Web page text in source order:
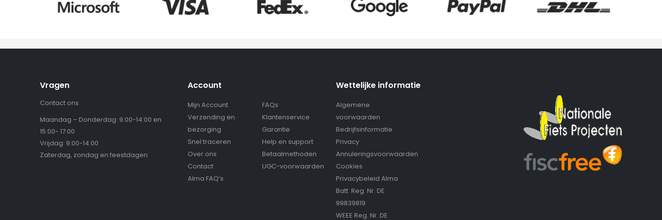
Vragen
Contact ons
Maandag – Donderdag: 9:00-14:00 en
15:00- 17:00
Vrijdag: 9:00-14:00
Zaterdag, zondag en feestdagen
Account
Mijn Account
Verzending en
bezorging
Snel traceren
Over ons
Contact
Alma FAQ’s
FAQs
Klantenservice
Garantie
Help en support
Betaalmethoden
UGC-voorwaarden
Wettelijke informatie
Algemene
voorwaarden
Bedrijfsinformatie
Privacy
Annuleringsvoorwaarden
Cookies
Privacybeleid Alma
Batt. Reg. Nr. DE
99839819
WEEE Reg. Nr. DE